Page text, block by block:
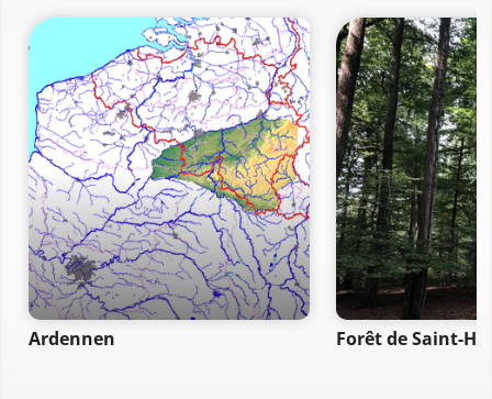
Ardennen Forêt de Saint-